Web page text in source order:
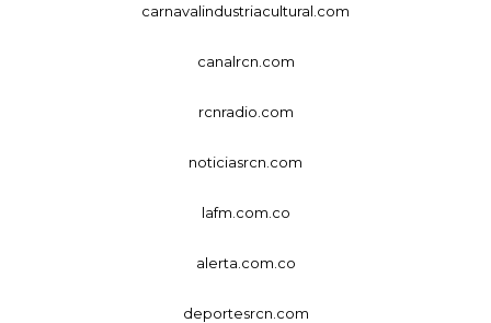
carnavalindustriacultural.com
canalrcn.com
rcnradio.com
noticiasrcn.com
lafm.com.co
alerta.com.co
deportesrcn.com